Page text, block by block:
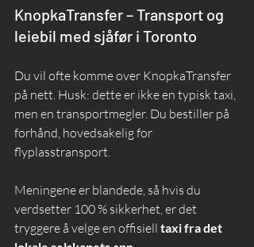
KnopkaTransfer – Transport og
leiebil med sjåfør i Toronto
Du vil ofte komme over KnopkaTransfer
på nett. Husk: dette er ikke en typisk taxi,
men en transportmegler. Du bestiller på
forhånd, hovedsakelig for
flyplasstransport.
Meningene er blandede, så hvis du
verdsetter 100 % sikkerhet, er det
tryggere å velge en offisiell taxi fra det